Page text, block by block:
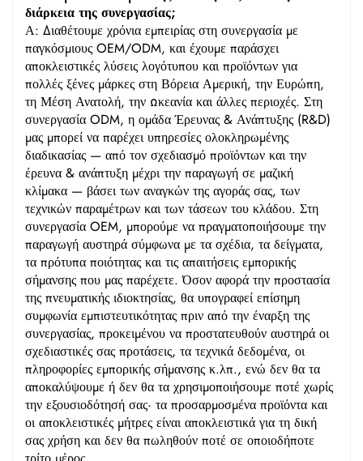
διάρκεια της συνεργασίας;
Α: Διαθέτουμε χρόνια εμπειρίας στη συνεργασία με
παγκόσμιους OEM/ODM, και έχουμε παράσχει
αποκλειστικές λύσεις λογότυπου και προϊόντων για
πολλές ξένες μάρκες στη Βόρεια Αμερική, την Ευρώπη,
τη Μέση Ανατολή, την Ωκεανία και άλλες περιοχές. Στη
συνεργασία ODM, η ομάδα Έρευνας & Ανάπτυξης (R&D)
μας μπορεί να παρέχει υπηρεσίες ολοκληρωμένης
διαδικασίας — από τον σχεδιασμό προϊόντων και την
έρευνα & ανάπτυξη μέχρι την παραγωγή σε μαζική
κλίμακα — βάσει των αναγκών της αγοράς σας, των
τεχνικών παραμέτρων και των τάσεων του κλάδου. Στη
συνεργασία OEM, μπορούμε να πραγματοποιήσουμε την
παραγωγή αυστηρά σύμφωνα με τα σχέδια, τα δείγματα,
τα πρότυπα ποιότητας και τις απαιτήσεις εμπορικής
σήμανσης που μας παρέχετε. Όσον αφορά την προστασία
της πνευματικής ιδιοκτησίας, θα υπογραφεί επίσημη
συμφωνία εμπιστευτικότητας πριν από την έναρξη της
συνεργασίας, προκειμένου να προστατευθούν αυστηρά οι
σχεδιαστικές σας προτάσεις, τα τεχνικά δεδομένα, οι
πληροφορίες εμπορικής σήμανσης κ.λπ., ενώ δεν θα τα
αποκαλύψουμε ή δεν θα τα χρησιμοποιήσουμε ποτέ χωρίς
την εξουσιοδότησή σας· τα προσαρμοσμένα προϊόντα και
οι αποκλειστικές μήτρες είναι αποκλειστικά για τη δική
σας χρήση και δεν θα πωληθούν ποτέ σε οποιοδήποτε